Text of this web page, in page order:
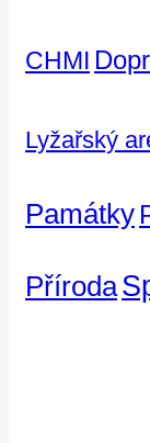
CHMI
Lyžařský
Památky
Příroda